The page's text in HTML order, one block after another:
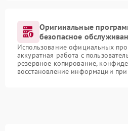
Оригинальные
безопасное
Использование официальных
аккуратная работа с
резервное копирование,
восстановление информации